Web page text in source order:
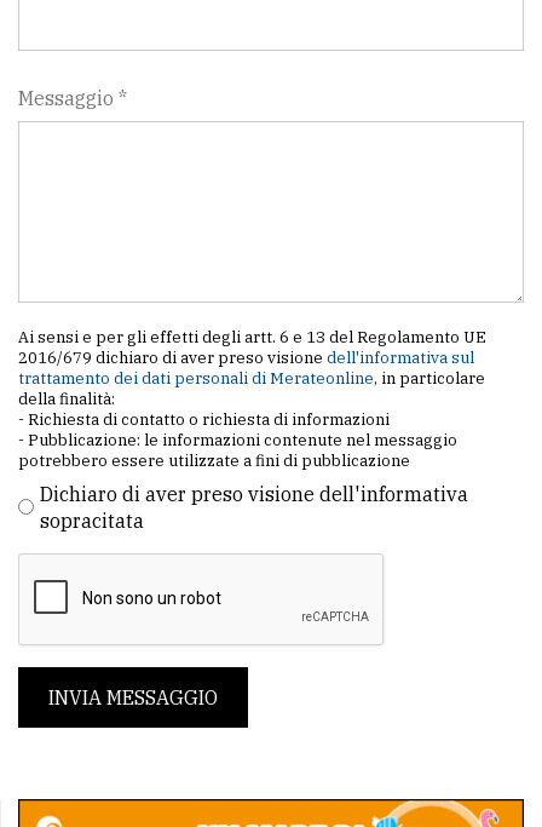
Messaggio *
Ai sensi e per gli effetti degli artt. 6 e 13 del Regolamento UE
2016/679 dichiaro di aver preso visione dell'informativa sul
trattamento dei dati personali di Merateonline, in particolare
della finalità:
- Richiesta di contatto o richiesta di informazioni
- Pubblicazione: le informazioni contenute nel messaggio
potrebbero essere utilizzate a fini di pubblicazione
Dichiaro di aver preso visione dell'informativa
sopracitata
INVIA MESSAGGIO